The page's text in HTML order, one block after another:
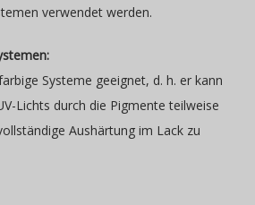
verwendet werden.
Systeme geeignet, d. h. er kann
Lichts durch die Pigmente teilweise
Aushärtung im Lack zu